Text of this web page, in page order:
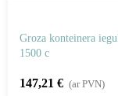
Groza konteinera
1500 c
147,21 € (ar PVN)